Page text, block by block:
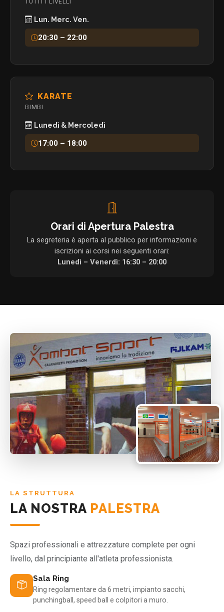
Lun. Merc. Ven.
20:30 – 22:00
KARATE
BIMBI
Lunedì & Mercoledì
17:00 – 18:00
Orari di Apertura Palestra
La segreteria è aperta al pubblico per informazioni e
iscrizioni ai corsi nei seguenti orari:
Lunedì – Venerdì: 16:30 – 20:00
LA STRUTTURA
LA NOSTRA PALESTRA
Spazi professionali e attrezzature complete per ogni
livello, dal principiante all'atleta professionista.
Sala Ring
Ring regolamentare da 6 metri, impianto sacchi,
punchingball, speed ball e colpitori a muro.